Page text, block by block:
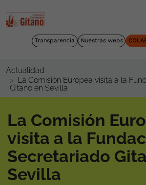
Transparencia Nuestras webs
Actualidad
La Comisión Europea visita a la
Gitano en Sevilla
La Comisión
visita a la
Secretariado
Sevilla